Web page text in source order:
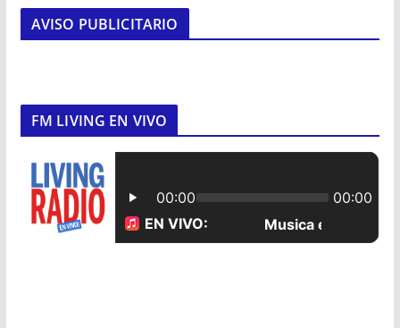
AVISO PUBLICITARIO
FM LIVING EN VIVO